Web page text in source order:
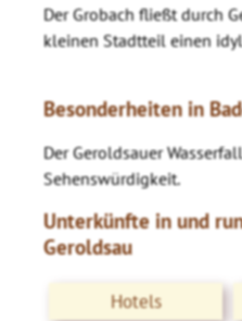
Der Grobach fließt durch
kleinen Stadtteil einen
Besonderheiten in
Der Geroldsauer
Sehenswürdigkeit.
Unterkünfte in und
Geroldsau
Hotels